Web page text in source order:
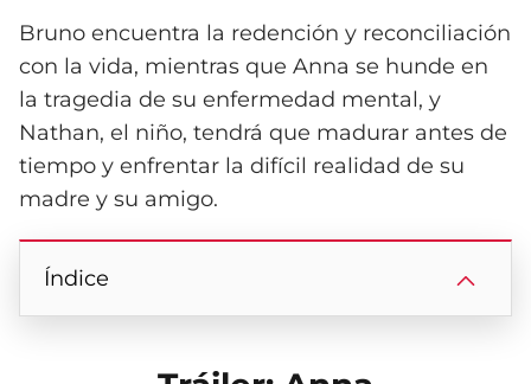
Bruno encuentra la redención y reconciliación
con la vida, mientras que Anna se hunde en
la tragedia de su enfermedad mental, y
Nathan, el niño, tendrá que madurar antes de
tiempo y enfrentar la difícil realidad de su
madre y su amigo.
Índice